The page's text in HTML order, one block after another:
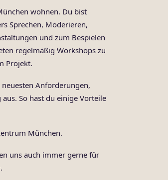
wohnen. Du bist
Sprechen, Moderieren,
und zum Bespielen
regelmäßig Workshops zu
Projekt.
Anforderungen,
So hast du einige Vorteile
München.
uns auch immer gerne für